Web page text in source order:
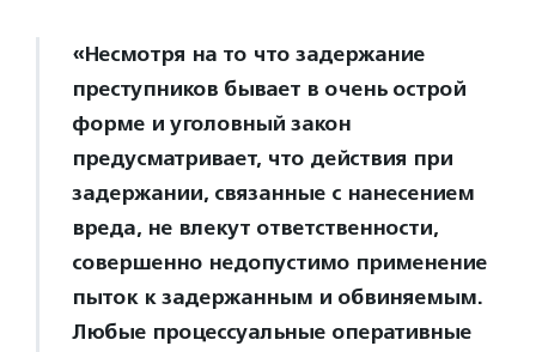
«Несмотря на то что задержание
преступников бывает в очень острой
форме и уголовный закон
предусматривает, что действия при
задержании, связанные с нанесением
вреда, не влекут ответственности,
совершенно недопустимо применение
пыток к задержанным и обвиняемым.
Любые процессуальные оперативные